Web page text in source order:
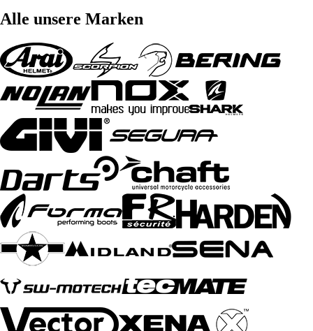
Alle unsere Marken